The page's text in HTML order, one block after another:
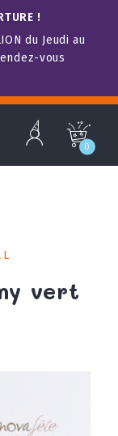
!
du Jeudi au
vous
b c
0
vert